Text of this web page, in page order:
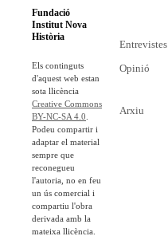
Fundació
Institut Nova
Història
Els continguts
d'aquest web estan
sota llicència
Creative Commons
BY-NC-SA 4.0
Podeu compartir i
adaptar el material
sempre que
reconegueu
l'autoria, no en feu
un ús comercial i
compartiu l'obra
derivada amb la
mateixa llicència.
Entrevistes
Opinió
Arxiu